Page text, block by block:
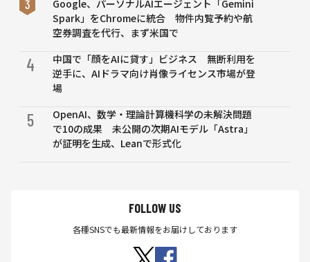
Google、パーソナルAIエージェント「Gemini
Spark」をChromeに統合 物件内覧予約や航
空券調査を代行、まず米国で
4
中国で「顔をAIに貸す」ビジネス 無断利用を
逆手に、AIドラマ向け肖像ライセンス市場が登
場
5
OpenAI、数学・理論計算機科学の未解決問題
で10の成果 未公開の次期AIモデル「Astra」
が証明を生成、Leanで形式化
FOLLOW US
各種SNSでも最新情報をお届けしております